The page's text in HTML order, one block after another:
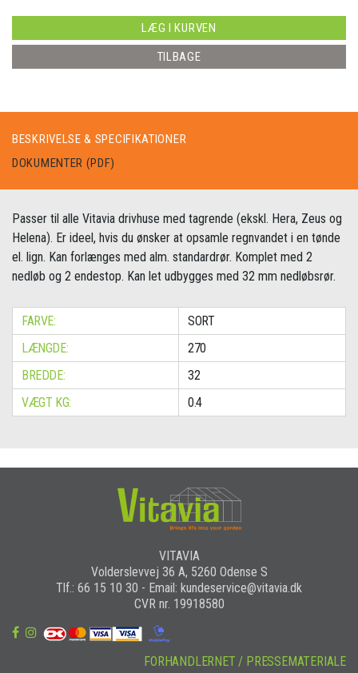
LÆG I KURVEN
TILBAGE
BESKRIVELSE & SPECIFIKATIONER
DOKUMENTER (PDF)
Passer til alle Vitavia drivhuse med tagrende (ekskl. Hera, Zeus og
Helena). Er ideel, hvis du ønsker at opsamle regnvandet i en tønde
el. lign. Kan forlænges med alm. standardrør. Komplet med 2
nedløb og 2 endestop. Kan let udbygges med 32 mm nedløbsrør.
FARVE:
SORT
LÆNGDE:
270
BREDDE:
32
VÆGT KG:
0.4
VITAVIA
Volderslevvej 36 A, 5260 Odense S
Tlf.: 66 15 10 30 - Email: kundeservice@vitavia.dk
CVR nr. 19918580
FORHANDLERNET / PRESSEMATERIALE